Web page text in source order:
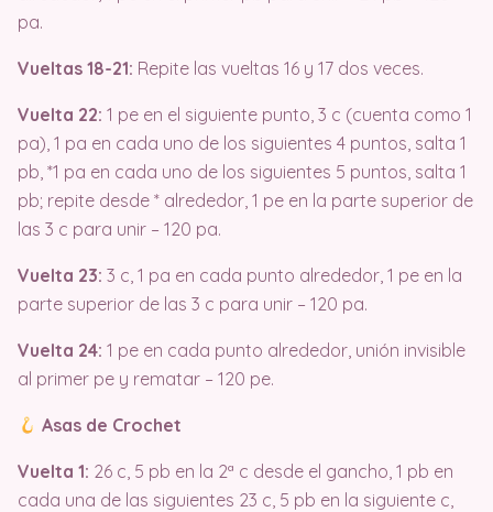
pa.
Vueltas 18-21: Repite las vueltas 16 y 17 dos veces.
Vuelta 22: 1 pe en el siguiente punto, 3 c (cuenta como 1
pa), 1 pa en cada uno de los siguientes 4 puntos, salta 1
pb, *1 pa en cada uno de los siguientes 5 puntos, salta 1
pb; repite desde * alrededor, 1 pe en la parte superior de
las 3 c para unir – 120 pa.
Vuelta 23: 3 c, 1 pa en cada punto alrededor, 1 pe en la
parte superior de las 3 c para unir – 120 pa.
Vuelta 24: 1 pe en cada punto alrededor, unión invisible
al primer pe y rematar – 120 pe.
Asas de Crochet
Vuelta 1: 26 c, 5 pb en la 2ª c desde el gancho, 1 pb en
cada una de las siguientes 23 c, 5 pb en la siguiente c,